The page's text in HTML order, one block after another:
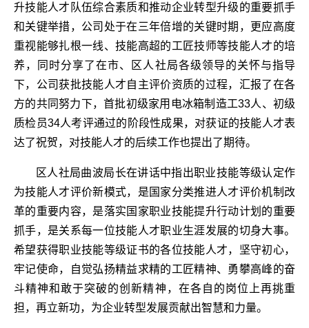
升技能人才队伍综合素质和推动企业转型升级的重要抓手
和关键举措，公司处于在三年倍增的关键时期，更应高度
重视能够扎根一线、技能高超的工匠技师等技能人才的培
养，同时分享了在市、区人社局各级领导的关怀与指导
下，公司获批技能人才自主评价资质的过程，汇报了在各
方的共同努力下，首批初级家用电冰箱制造工33人、初级
质检员34人考评通过的阶段性成果，对获证的技能人才表
达了祝贺，对技能人才的后续工作也提出了期待。
区人社局曲波局长在讲话中指出职业技能等级认定作
为技能人才评价新模式，是国家分类推进人才评价机制改
革的重要内容，是落实国家职业技能提升行动计划的重要
抓手，是关系每一位技能人才职业生涯发展的切身大事。
希望获得职业技能等级证书的各位技能人才，坚守初心，
牢记使命，自觉弘扬精益求精的工匠精神、勇攀高峰的奋
斗精神和敢于突破的创新精神，在各自的岗位上再挑重
担，再立新功，为企业转型发展贡献出智慧和力量。